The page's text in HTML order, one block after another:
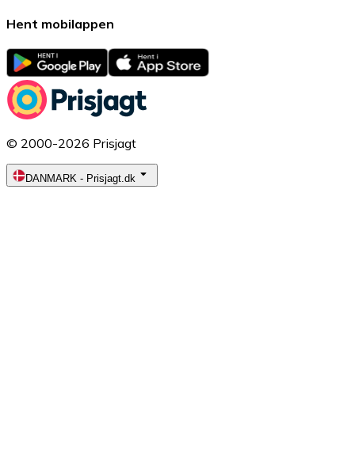
Hent mobilappen
© 2000-2026 Prisjagt
DANMARK - Prisjagt.dk